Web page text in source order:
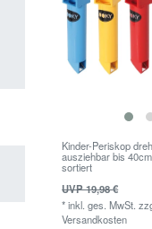
Kinder-Periskop
ausziehbar bis
sortiert
UVP 19,98 €
*inkl. ges. MwSt.
Versandkosten